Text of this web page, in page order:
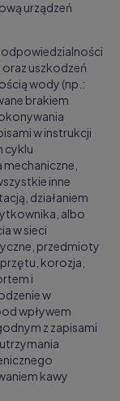
urządzeń
odpowiedzialności
oraz uszkodzeń
wody (np.:
brakiem
a
w instrukcji
cyklu
inne
działaniem
albo
w sieci
przedmioty
korozja,
tem i
w
wpływem
z zapisami
kawy